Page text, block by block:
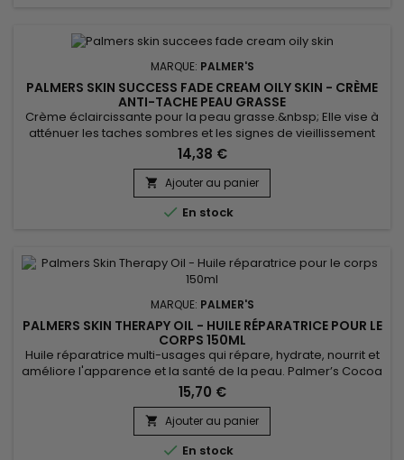
MARQUE: PALMER'S
PALMERS SKIN SUCCESS FADE CREAM OILY SKIN - CRÈME
ANTI-TACHE PEAU GRASSE
Crème éclaircissante pour la peau grasse.&nbsp; Elle vise à
atténuer les taches sombres et les signes de vieillissement
dans le but d'obtenir un teint plus radieux et rajeuni.&nbsp;
Formulée en Vitamine E, un puissant antioxydant, elle réduit
les signes de vieillissement et unifie le teint, tandis que
l'extrait de champignon Songyi, reconnu pour ses...
14,38 €
 Ajouter au panier
 En stock
MARQUE: PALMER'S
PALMERS SKIN THERAPY OIL - HUILE RÉPARATRICE POUR LE
CORPS 150ML
Huile réparatrice multi-usages qui répare, hydrate, nourrit et
améliore l'apparence et la santé de la peau. Palmer’s Cocoa
Butter Skin Therapy Oil aide à réduire l'apparence des
cicatrices, vergetures, et taches de vieillesse. Grâce à des
ingrédients comme le beurre de Cacao, l’huile d’Argan et de
Tournesol, l’huile réparatrice de Palmer’s atténue les...
15,70 €
 Ajouter au panier
 En stock